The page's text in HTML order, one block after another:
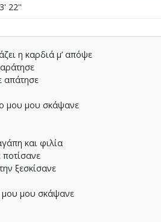
3' 22''
η καρδιά µ’ απόψε
απάτησε
µου µου σκάψανε
και φιλία
ποτίσανε
ξεσκίσανε
µου µου σκάψανε